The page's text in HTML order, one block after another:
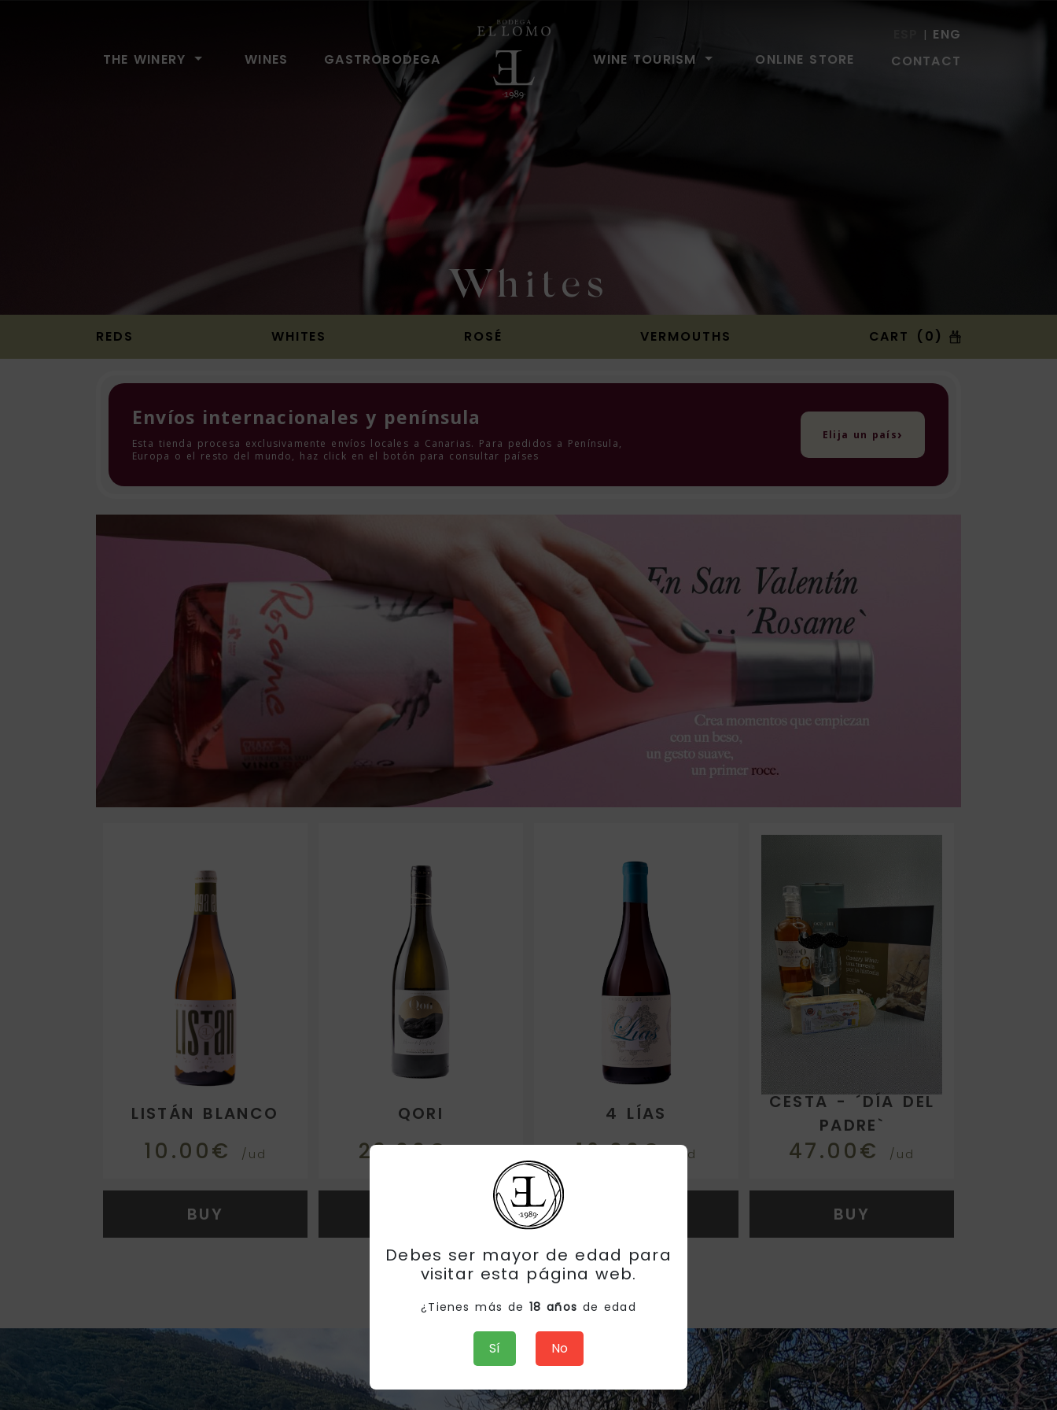
THE WINERY WINES GASTROBODEGA WINE TOURISM ONLINE STORE
| ENG
CONTACT
Whites
Debes ser mayor de edad para
visitar esta página web.
¿Tienes más de 18 años de edad
Sí No
REDS WHITES ROSÉ VERMOUTHS CART (0)
Envíos internacionales y península
Esta tienda procesa exclusivamente envíos locales a Canarias. Para pedidos a Península,
Europa o el resto del mundo, haz click en el botón para consultar países
Elija un país›
LISTÁN BLANCO
10.00€ /ud
BUY
QORI
23.00€
4 LÍAS
16.00€ /ud
CESTA - ´DÍA DEL
PADRE`
47.00€ /ud
BUY